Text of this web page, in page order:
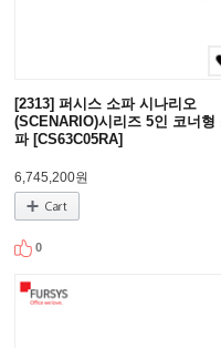
[2313] 퍼시스 소파 시나리오
(SCENARIO)시리즈 5인 코너형
파 [CS63C05RA]
6,745,200원
0